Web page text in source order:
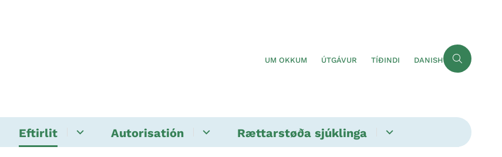
UM OKKUM ÚTGÁVUR TÍÐINDI DANISH
Eftirlit Autorisatión Rættarstøða sjúklinga